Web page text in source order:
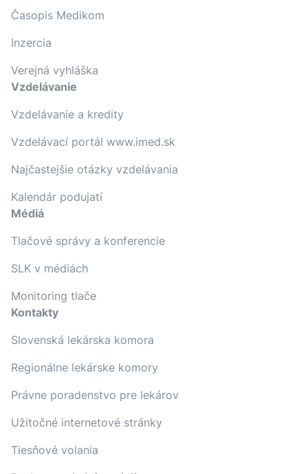
Časopis Medikom
Inzercia
Verejná vyhláška
Vzdelávanie
Vzdelávanie a kredity
Vzdelávací portál www.imed.sk
Najčastejšie otázky vzdelávania
Kalendár podujatí
Médiá
Tlačové správy a konferencie
SLK v médiách
Monitoring tlače
Kontakty
Slovenská lekárska komora
Regionálne lekárske komory
Právne poradenstvo pre lekárov
Užitočné internetové stránky
Tiesňové volania